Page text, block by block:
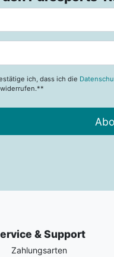
ich, dass ich die
& Support
Zahlungsarten